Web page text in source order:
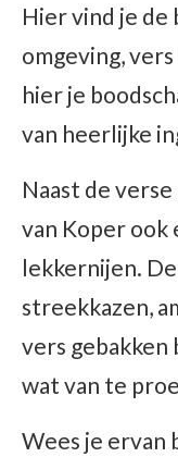
Hier vind je de
omgeving,
hier je
van heerlijke
Naast de
van Koper ook
lekkernijen.
streekkazen,
vers gebakken
wat van te
Wees je ervan